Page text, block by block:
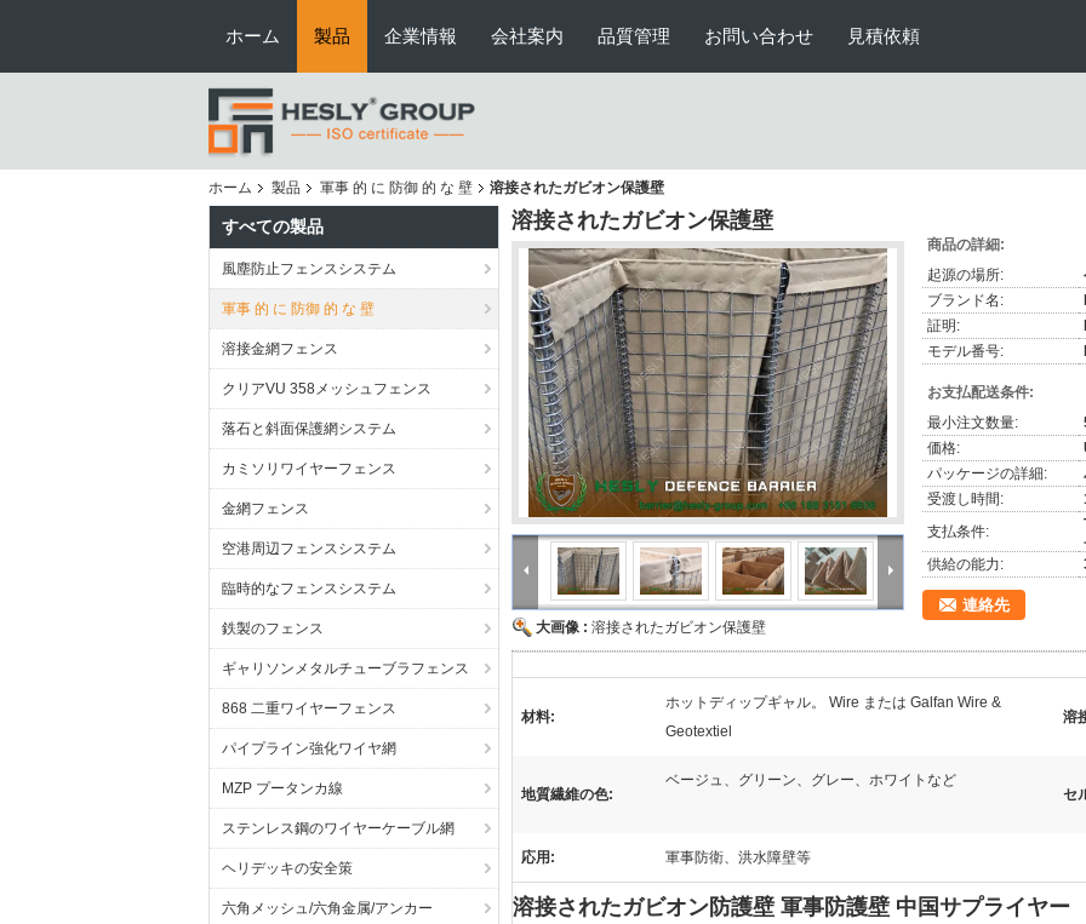
ホーム 製品 企業情報 会社案内 品質管理 お問い合わせ 見積依頼
ホーム 製品 軍事 的 に 防御 的 な 壁 溶接されたガビオン保護壁
すべての製品
風塵防止フェンスシステム
軍事 的 に 防御 的 な 壁
溶接金網フェンス
クリアVU 358メッシュフェンス
落石と斜面保護網システム
カミソリワイヤーフェンス
金網フェンス
空港周辺フェンスシステム
臨時的なフェンスシステム
鉄製のフェンス
ギャリソンメタルチューブラフェンス
868 二重ワイヤーフェンス
パイプライン強化ワイヤ網
MZP プータンカ線
ステンレス鋼のワイヤーケーブル網
ヘリデッキの安全策
六角メッシュ/六角金属/アンカー
溶接されたガビオン保護壁
大画像 : 溶接されたガビオン保護壁
商品の詳細:
起源の場所:
ブランド名:
証明:
モデル番号:
お支払配送条件:
最小注文数量:
価格:
パッケージの詳細:
受渡し時間:
支払条件:
供給の能力:
連絡先
材料:
ホットディップギャル。 Wire または Galfan Wire &
Geotextiel
溶
地質繊維の色:
ベージュ、グリーン、グレー、ホワイトなど
セ
応用: 軍事防衛、洪水障壁等
溶接されたガビオン防護壁 軍事防護壁 中国サプライヤー